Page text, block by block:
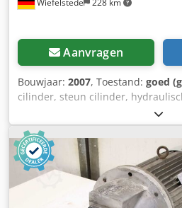
Aanvragen
Bouwjaar: 2007, Toestand: goed
cilinder, steun cilinder,
drukstempel, hydraulische
hydraulische cilinder voor
cilinder: uit guillotineschaar
Plunjerstang: Ø 50 mm - Slag: 220
mm - Hartafstand boringen:
Afmetingen: 675/140/196 mm -
Ajyghdvsd Isk